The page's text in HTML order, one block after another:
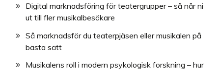
Digital marknadsföring för teatergrupper – så når ni
ut till fler musikalbesökare
Så marknadsför du teaterpjäsen eller musikalen på
bästa sätt
Musikalens roll i modern psykologisk forskning – hur